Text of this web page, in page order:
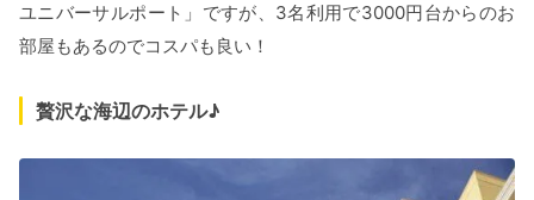
ユニバーサルポート」ですが、3名利用で3000円台からのお
部屋もあるのでコスパも良い！
贅沢な海辺のホテル♪